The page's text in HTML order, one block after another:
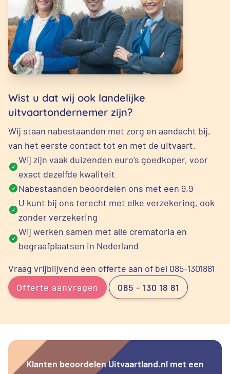
Wist u dat wij ook landelijke
uitvaartondernemer zijn?
Wij staan nabestaanden met zorg en aandacht bij,
van het eerste contact tot en met de uitvaart.
Wij zijn vaak duizenden euro’s goedkoper, voor
exact dezelfde kwaliteit
Nabestaanden beoordelen ons met een 9,9
U kunt bij ons terecht met elke verzekering, ook
zonder verzekering
Wij werken samen met alle crematoria en
begraafplaatsen in Nederland
Vraag vrijblijvend een offerte aan of bel 085-1301881
Offerte aanvragen
085 - 130 18 81
Klanten beoordelen Uitvaartland.nl met een